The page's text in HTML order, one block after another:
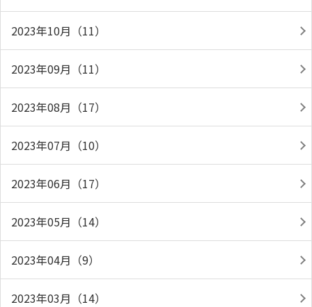
2023年10月（11）
2023年09月（11）
2023年08月（17）
2023年07月（10）
2023年06月（17）
2023年05月（14）
2023年04月（9）
2023年03月（14）